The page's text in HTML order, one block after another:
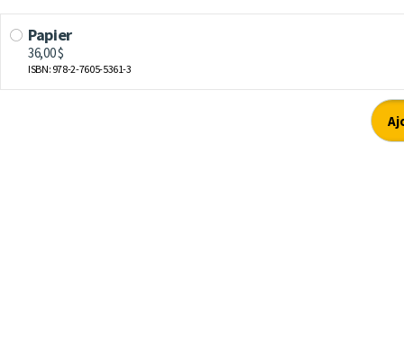
Papier
36,00 $
ISBN: 978-2-7605-5361-3